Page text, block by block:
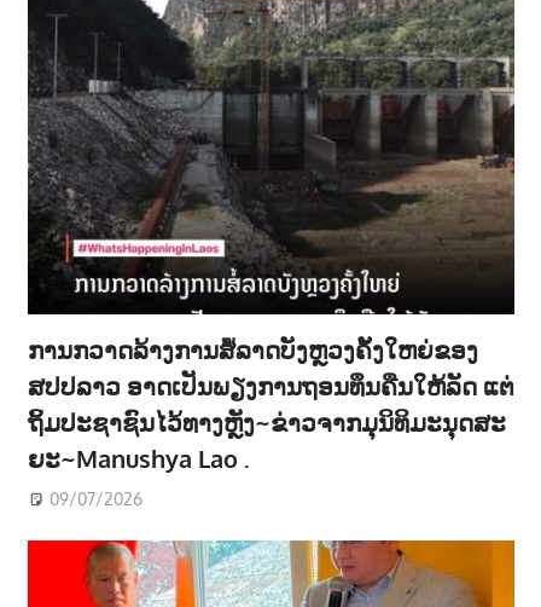
ການກວາດລ້າງການສໍ້ລາດບັງຫຼວງຄັ້ງໃຫຍ່ຂອງ
ສປປລາວ ອາດເປັນພຽງການຖອນທຶນຄືນໃຫ້ລັດ ແຕ່
ຖິ້ມປະຊາຊົນໄວ້ທາງຫຼັງ~ຂ່າວຈາກມຸນິທິມະນຸດສະ
ຍະ~Manushya Lao .
09/07/2026